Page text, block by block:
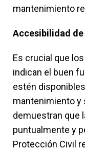
mantenimiento
Accesibilidad
Es crucial que
indican el buen
estén
mantenimiento y
demuestran que
puntualmente y
Protección Civil